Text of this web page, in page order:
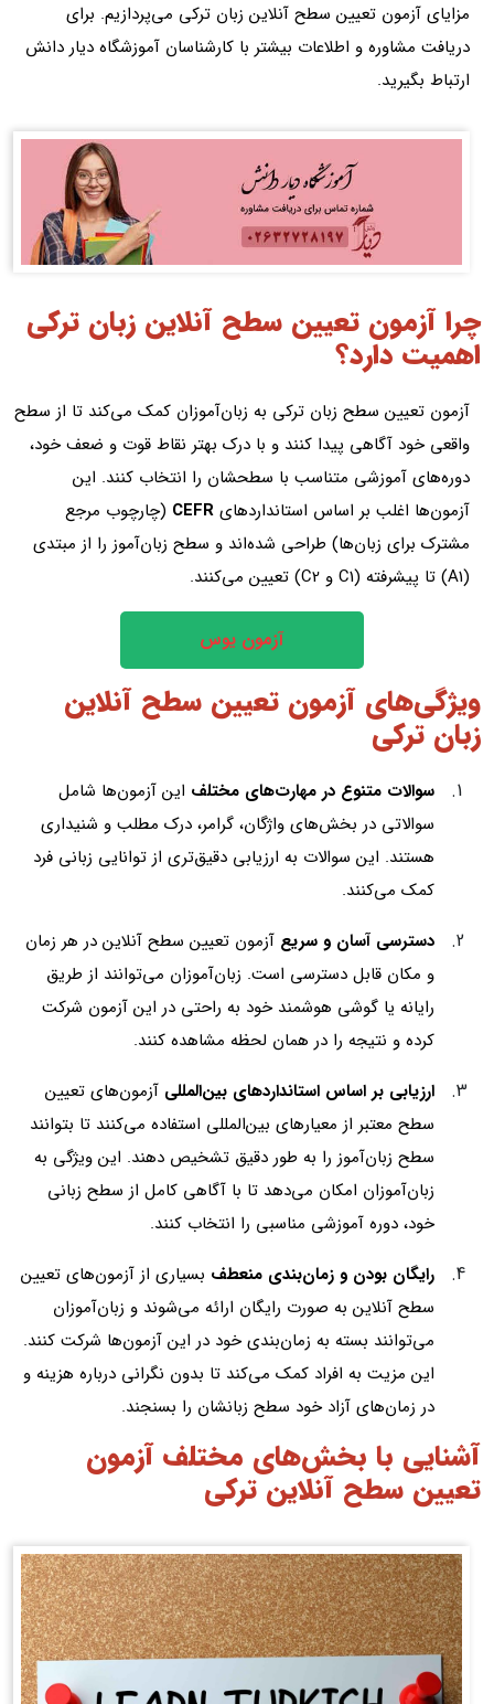
مزایای آزمون تعیین سطح آنلاین زبان ترکی می‌پردازیم. برای
دریافت مشاوره و اطلاعات بیشتر با کارشناسان آموزشگاه دیار دانش
ارتباط بگیرید.
چرا آزمون تعیین سطح آنلاین زبان ترکی
اهمیت دارد؟
آزمون تعیین سطح زبان ترکی به زبان‌آموزان کمک می‌کند تا از سطح
واقعی خود آگاهی پیدا کنند و با درک بهتر نقاط قوت و ضعف خود،
دوره‌های آموزشی متناسب با سطحشان را انتخاب کنند. این
آزمون‌ها اغلب بر اساس استانداردهای CEFR (چارچوب مرجع
مشترک برای زبان‌ها) طراحی شده‌اند و سطح زبان‌آموز را از مبتدی
(A1) تا پیشرفته (C1 و C2) تعیین می‌کنند.
آزمون یوس
ویژگی‌های آزمون تعیین سطح آنلاین
زبان ترکی
سوالات متنوع در مهارت‌های مختلف این آزمون‌ها شامل
سوالاتی در بخش‌های واژگان، گرامر، درک مطلب و شنیداری
هستند. این سوالات به ارزیابی دقیق‌تری از توانایی زبانی فرد
کمک می‌کنند.
دسترسی آسان و سریع آزمون تعیین سطح آنلاین در هر زمان
و مکان قابل دسترسی است. زبان‌آموزان می‌توانند از طریق
رایانه یا گوشی هوشمند خود به راحتی در این آزمون شرکت
کرده و نتیجه را در همان لحظه مشاهده کنند.
ارزیابی بر اساس استانداردهای بین‌المللی آزمون‌های تعیین
سطح معتبر از معیارهای بین‌المللی استفاده می‌کنند تا بتوانند
سطح زبان‌آموز را به طور دقیق تشخیص دهند. این ویژگی به
زبان‌آموزان امکان می‌دهد تا با آگاهی کامل از سطح زبانی
خود، دوره آموزشی مناسبی را انتخاب کنند.
رایگان بودن و زمان‌بندی منعطف بسیاری از آزمون‌های تعیین
سطح آنلاین به صورت رایگان ارائه می‌شوند و زبان‌آموزان
می‌توانند بسته به زمان‌بندی خود در این آزمون‌ها شرکت کنند.
این مزیت به افراد کمک می‌کند تا بدون نگرانی درباره هزینه و
در زمان‌های آزاد خود سطح زبانشان را بسنجند.
آشنایی با بخش‌های مختلف آزمون
تعیین سطح آنلاین ترکی